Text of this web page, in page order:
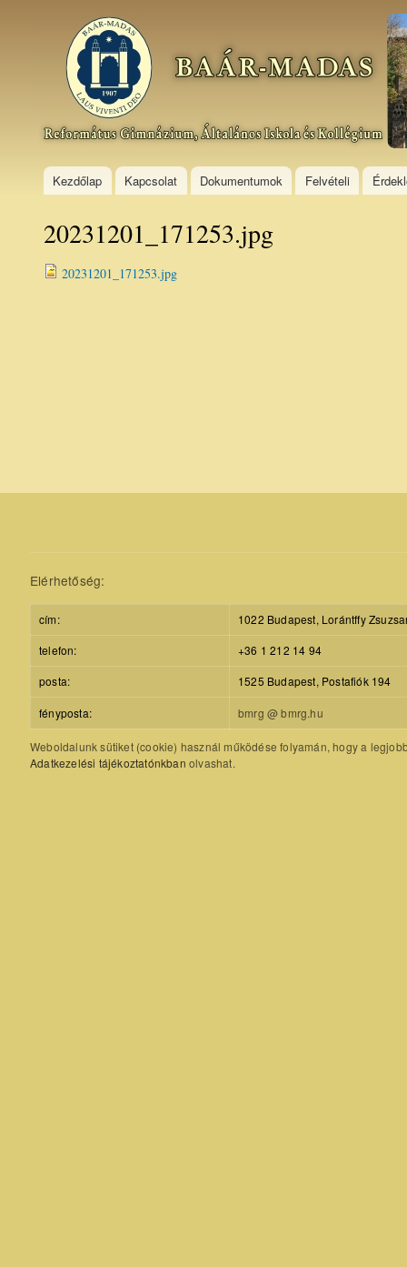
Baár–
Madas
Református
Gimnázium,
Általános
Kollégium
Kezdőlap Kapcsolat Dokumentumok Felvételi
20231201_171253.jpg
20231201_171253.jpg
Elérhetőség:
cím:
1022 Budapest, Lorántffy
telefon:
+36 1 212 14 94
posta:
1525 Budapest, Postafiók 194
fényposta: bmrg @ bmrg.hu
Weboldalunk sütiket (cookie) használ működése folyamán, hogy a
Adatkezelési tájékoztatónkban olvashat.